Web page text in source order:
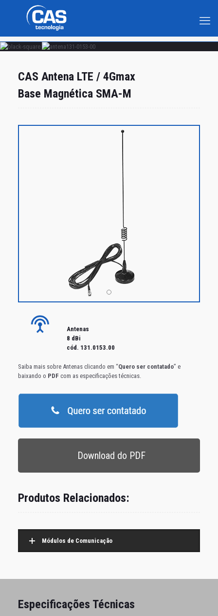
CAS Antena LTE / 4Gmax
Base Magnética SMA-M
Antenas
8 dBi
cód. 131.0153.00
Saiba mais sobre Antenas clicando em “Quero ser contatado” e
baixando o PDF com as especificações técnicas.
Download do PDF
Produtos Relacionados:
Módulos de Comunicação
Especificações Técnicas